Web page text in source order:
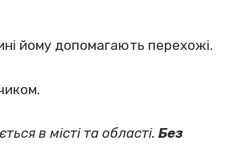
йому допомагають перехожі.
в місті та області. Без